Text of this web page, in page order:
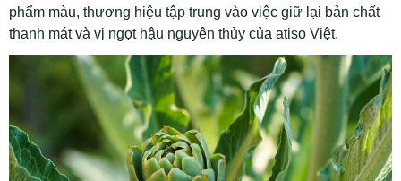
phẩm màu, thương hiệu tập trung vào việc giữ lại bản chất
thanh mát và vị ngọt hậu nguyên thủy của atiso Việt.